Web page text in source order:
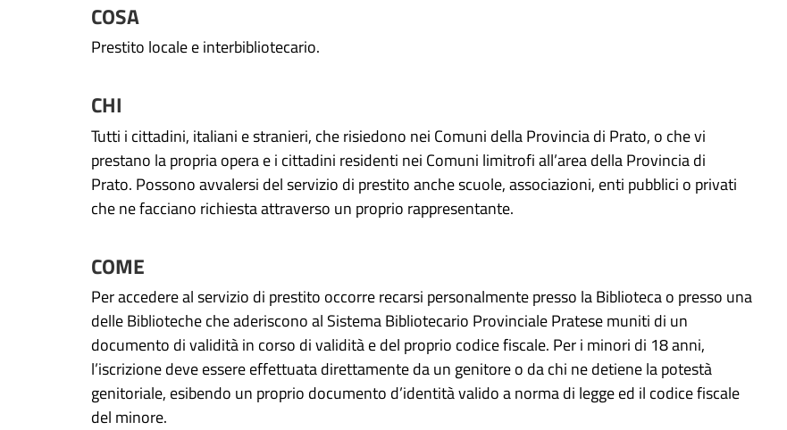
COSA
Prestito locale e interbibliotecario.
CHI
Tutti i cittadini, italiani e stranieri, che risiedono nei Comuni della Provincia di Prato, o che vi
prestano la propria opera e i cittadini residenti nei Comuni limitrofi all’area della Provincia di
Prato. Possono avvalersi del servizio di prestito anche scuole, associazioni, enti pubblici o privati
che ne facciano richiesta attraverso un proprio rappresentante.
COME
Per accedere al servizio di prestito occorre recarsi personalmentepresso la Biblioteca o presso una
delle Biblioteche che aderiscono al Sistema Bibliotecario Provinciale Pratese muniti di un
documento di validità in corso di validità e del proprio codice fiscale. Per i minori di 18 anni,
l’iscrizionedeve essere effettuata direttamente da un genitore o da chi ne detiene la potestà
genitoriale, esibendo un proprio documento d’identità valido a norma di legge ed il codice fiscale
del minore.